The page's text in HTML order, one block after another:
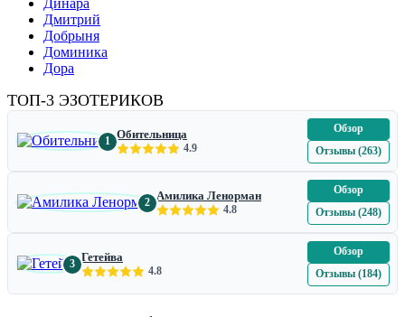
Дмитрий
Добрыня
Доминика
Дора
ТОП-3 ЭЗОТЕРИКОВ
1 Обительница
4.9
Обзор
Отзывы (263)
2 Амилика Ленорман
4.8
Обзор
Отзывы (248)
3 Гетейва
4.8
Обзор
Отзывы (184)